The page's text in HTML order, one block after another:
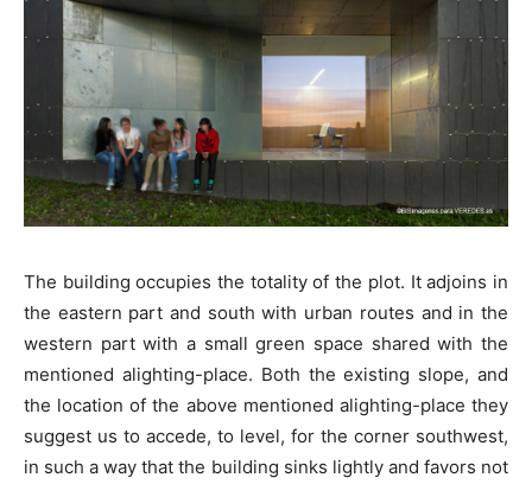
The building occupies the totality of the plot. It adjoins in
the eastern part and south with urban routes and in the
western part with a small green space shared with the
mentioned alighting-place. Both the existing slope, and
the location of the above mentioned alighting-place they
suggest us to accede, to level, for the corner southwest,
in such a way that the building sinks lightly and favors not